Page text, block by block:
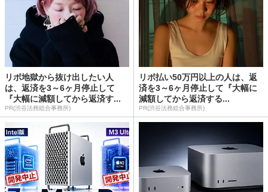
リボ地獄から抜け出したい人
は、返済を3～6ヶ月停止して
『大幅に減額してから返済す...
PR(渋谷法務総合事務所)
リボ払い50万円以上の人は、返
済を3～6ヶ月停止して『大幅に
減額してから返済する...
PR(渋谷法務総合事務所)